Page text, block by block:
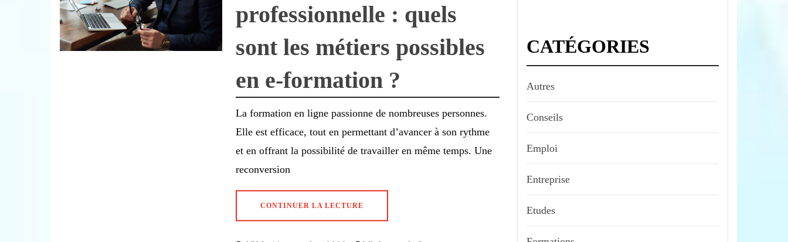
professionnelle : quels
sont les métiers possibles
en e-formation ?
La formation en ligne passionne de nombreuses personnes.
Elle est efficace, tout en permettant d’avancer à son rythme
et en offrant la possibilité de travailler en même temps. Une
reconversion
CONTINUER LA LECTURE
CATÉGORIES
Autres
Conseils
Emploi
Entreprise
Etudes